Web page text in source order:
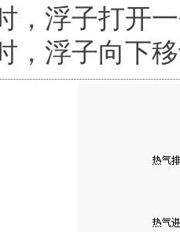
，浮子打开
，浮子向下